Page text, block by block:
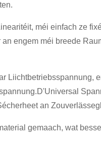
méi einfach ze
engem méi breede
Liichtbetriebsspannung,
an
gemaach, wat